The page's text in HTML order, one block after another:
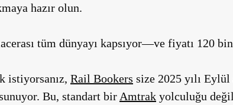
hazır olun.
tüm dünyayı kapsıyor—ve fiyatı 120
istiyorsanız, Rail Bookers size 2025 yılı Eylül
Bu, standart bir Amtrak yolculuğu